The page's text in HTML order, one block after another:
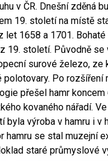
v ČR. Dnešní zděná
19. století na místě
let 1658 a 1701.
19. století. Původně se
surové železo, ze
polotovary. Po rozšíření
přešel hamr koncem
kovaného nářadí.
byla výroba v hamru i v
hamru se stal muzejní
staré průmyslové